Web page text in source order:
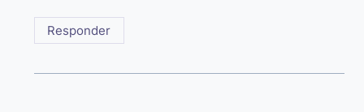
Responder